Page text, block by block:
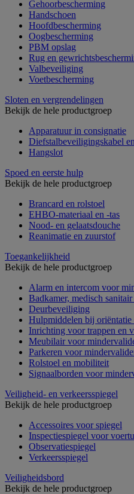
Gehoorbescherming
Handschoen
Hoofdbescherming
Oogbescherming
PBM opslag
Rug en
Valbeveiliging
Voetbescherming
Sloten en vergrendelingen
Bekijk de hele productgroep
Apparatuur in consignatie
Diefstalbeveiligingskabel
Hangslot
Spoed en eerste hulp
Bekijk de hele productgroep
Brancard en rolstoel
EHBO-materiaal en -tas
Nood- en gelaatsdouche
Reanimatie en zuurstof
Toegankelijkheid
Bekijk de hele productgroep
Alarm en intercom voor
Badkamer, medisch
Deurbeveiliging
Hulpmiddelen bij oriëntatie
Inrichting voor trappen en
Meubilair voor
Parkeren voor
Rolstoel en mobiliteit
Signaalborden voor
Veiligheid- en verkeersspiegel
Bekijk de hele productgroep
Accessoires voor spiegel
Inspectiespiegel voor
Observatiespiegel
Verkeersspiegel
Veiligheidsbord
Bekijk de hele productgroep